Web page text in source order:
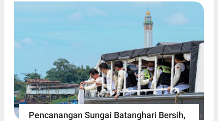
Pencanangan Sungai Batanghari Bersih,